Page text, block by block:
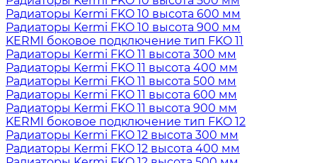
Радиаторы Kermi FKO 10 высота 600 мм
Радиаторы Kermi FKO 10 высота 900 мм
KERMI боковое подключение тип FKO 11
Радиаторы Kermi FKO 11 высота 300 мм
Радиаторы Kermi FKO 11 высота 400 мм
Радиаторы Kermi FKO 11 высота 500 мм
Радиаторы Kermi FKO 11 высота 600 мм
Радиаторы Kermi FKO 11 высота 900 мм
KERMI боковое подключение тип FKO 12
Радиаторы Kermi FKO 12 высота 300 мм
Радиаторы Kermi FKO 12 высота 400 мм